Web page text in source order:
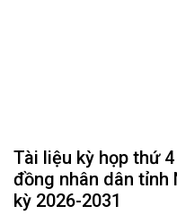
Tài liệu kỳ họp thứ
đồng nhân dân tỉnh
kỳ 2026-2031